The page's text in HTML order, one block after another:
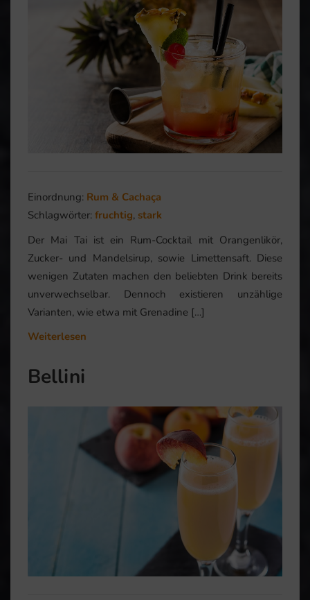
Einordnung: Rum & Cachaça
Schlagwörter: fruchtig, stark
Der Mai Tai ist ein Rum-Cocktail mit Orangenlikör,
Zucker- und Mandelsirup, sowie Limettensaft. Diese
wenigen Zutaten machen den beliebten Drink bereits
unverwechselbar. Dennoch existieren unzählige
Varianten, wie etwa mit Grenadine […]
Weiterlesen
Bellini